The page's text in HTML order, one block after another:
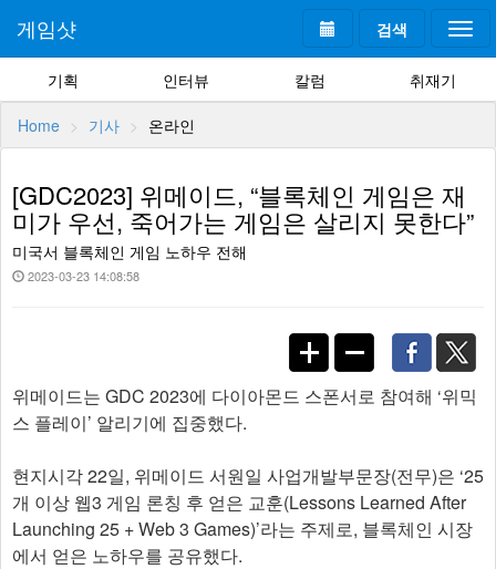
검색
게임샷
기획 인터뷰 칼럼 취재기
Home 기사 온라인
[GDC2023] 위메이드, “블록체인 게임은 재
미가 우선, 죽어가는 게임은 살리지 못한다”
미국서 블록체인 게임 노하우 전해
2023-03-23 14:08:58
위메이드는 GDC 2023에 다이아몬드 스폰서로 참여해 ‘위믹
스 플레이’ 알리기에 집중했다.
현지시각 22일, 위메이드 서원일 사업개발부문장(전무)은 ‘25
개 이상 웹3 게임 론칭 후 얻은 교훈(Lessons Learned After
Launching 25 + Web 3 Games)’라는 주제로, 블록체인 시장
에서 얻은 노하우를 공유했다.